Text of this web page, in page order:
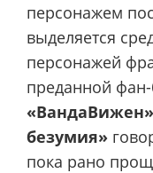
персонажем
выделяется
персонажей
преданной
«ВандаВижен»
безумия»
пока рано